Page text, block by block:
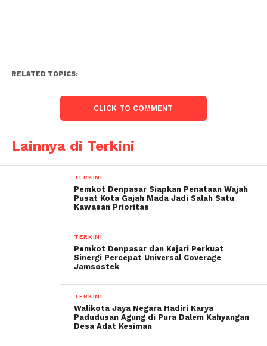
RELATED TOPICS:
CLICK TO COMMENT
Lainnya di Terkini
TERKINI
Pemkot Denpasar Siapkan Penataan Wajah
Pusat Kota Gajah Mada Jadi Salah Satu
Kawasan Prioritas
TERKINI
Pemkot Denpasar dan Kejari Perkuat
Sinergi Percepat Universal Coverage
Jamsostek
TERKINI
Walikota Jaya Negara Hadiri Karya
Padudusan Agung di Pura Dalem Kahyangan
Desa Adat Kesiman